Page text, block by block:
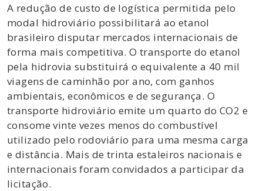
A redução de custo de logística permitida pelo
modal hidroviário possibilitará ao etanol
brasileiro disputar mercados internacionais de
forma mais competitiva. O transporte do etanol
pela hidrovia substituirá o equivalente a 40 mil
viagens de caminhão por ano, com ganhos
ambientais, econômicos e de segurança. O
transporte hidroviário emite um quarto do CO2 e
consome vinte vezes menos do combustível
utilizado pelo rodoviário para uma mesma carga
e distância. Mais de trinta estaleiros nacionais e
internacionais foram convidados a participar da
licitação.